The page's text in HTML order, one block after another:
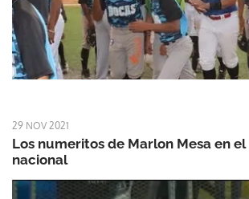
29 NOV 2021
Los numeritos de Marlon Mesa en
nacional